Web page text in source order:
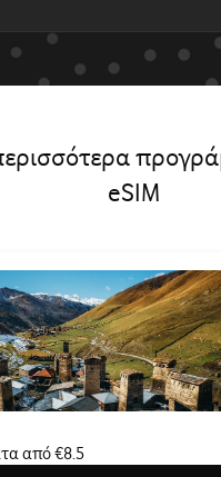
eSIM
από €8.5